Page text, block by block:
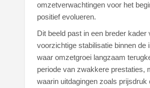
omzetverwachtingen voor het
positief evolueren.
Dit beeld past in een breder kader
voorzichtige stabilisatie binnen de
waar omzetgroei langzaam
periode van zwakkere prestaties,
waarin uitdagingen zoals prijsdruk